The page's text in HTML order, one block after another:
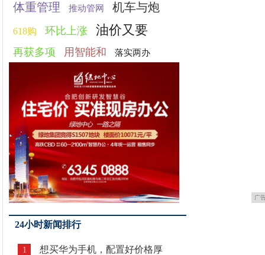
体重管理 推动管网 机车与炮
618购 环比上涨 油价又要
再获多项 用智能和 落实两办
广
24小时新闻排行
1 想买华为手机，配置好价格厚